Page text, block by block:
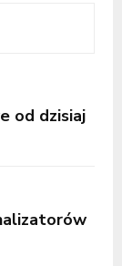
od dzisiaj